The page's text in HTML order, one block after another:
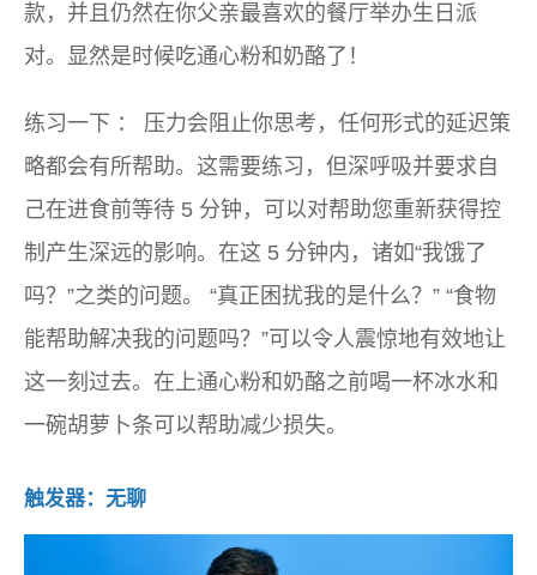
款，并且仍然在你父亲最喜欢的餐厅举办生日派
对。显然是时候吃通心粉和奶酪了！
练习一下 ：
压力会阻止你思考，任何形式的延迟策
略都会有所帮助。这需要练习，但深呼吸并要求自
己在进食前等待 5 分钟，可以对帮助您重新获得控
制产生深远的影响。在这 5 分钟内，诸如“我饿了
吗？”之类的问题。 “真正困扰我的是什么？” “食物
能帮助解决我的问题吗？”可以令人震惊地有效地让
这一刻过去。在上通心粉和奶酪之前喝一杯冰水和
一碗胡萝卜条可以帮助减少损失。
触发器：无聊